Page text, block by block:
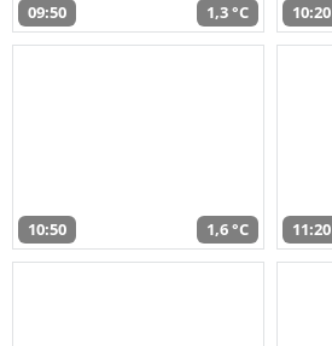
09:50 1,3 °C 10:20
10:50 1,6 °C 11:20